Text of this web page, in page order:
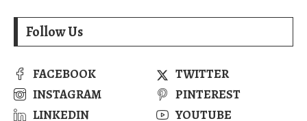
Follow Us
FACEBOOK
TWITTER
INSTAGRAM
PINTEREST
LINKEDIN
YOUTUBE